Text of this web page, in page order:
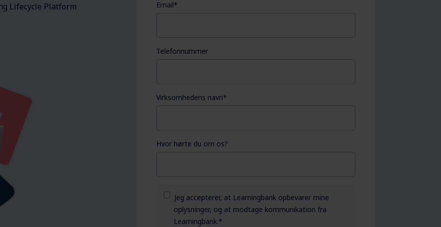
Lifecycle Platform Email*
Telefonnummer
Virksomhedens navn*
Hvor hørte du om os?
Jeg accepterer, at Learningbank opbevarer mine
oplysninger, og at modtage kommunikation fra
Learningbank.*